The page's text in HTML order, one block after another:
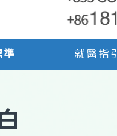
準 就醫指引